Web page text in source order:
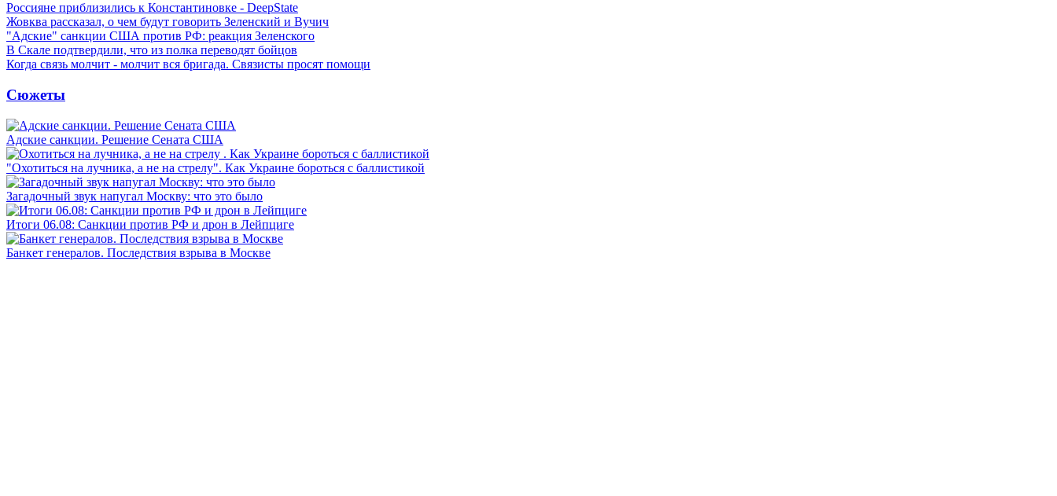
Россияне приблизились к Константиновке - DeepState
Жовква рассказал, о чем будут говорить Зеленский и Вучич
"Адские" санкции США против РФ: реакция Зеленского
В Скале подтвердили, что из полка переводят бойцов
Когда связь молчит - молчит вся бригада. Связисты просят помощи
Сюжеты
Адские санкции. Решение Сената США
"Охотиться на лучника, а не на стрелу". Как Украине бороться с баллистикой
Загадочный звук напугал Москву: что это было
Итоги 06.08: Санкции против РФ и дрон в Лейпциге
Банкет генералов. Последствия взрыва в Москве